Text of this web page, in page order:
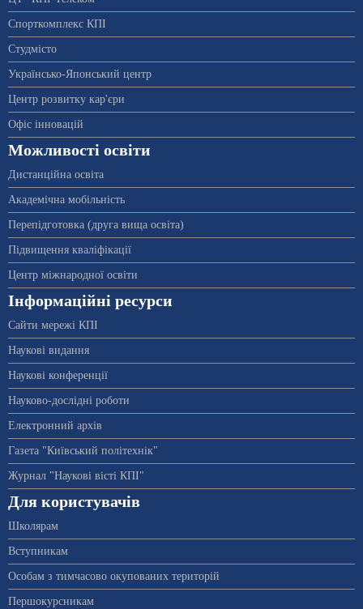
Спорткомплекс КПІ
Студмісто
Українсько-Японський центр
Центр розвитку кар'єри
Офіс інновацій
Можливості освіти
Дистанційна освіта
Академічна мобільність
Перепідготовка (друга вища освіта)
Підвищення кваліфікації
Центр міжнародної освіти
Інформаційні ресурси
Сайти мережі КПІ
Наукові видання
Наукові конференції
Науково-дослідні роботи
Електронний архів
Газета "Київський політехнік"
Журнал "Наукові вісті КПІ"
Для користувачів
Школярам
Вступникам
Особам з тимчасово окупованих територій
Першокурсникам